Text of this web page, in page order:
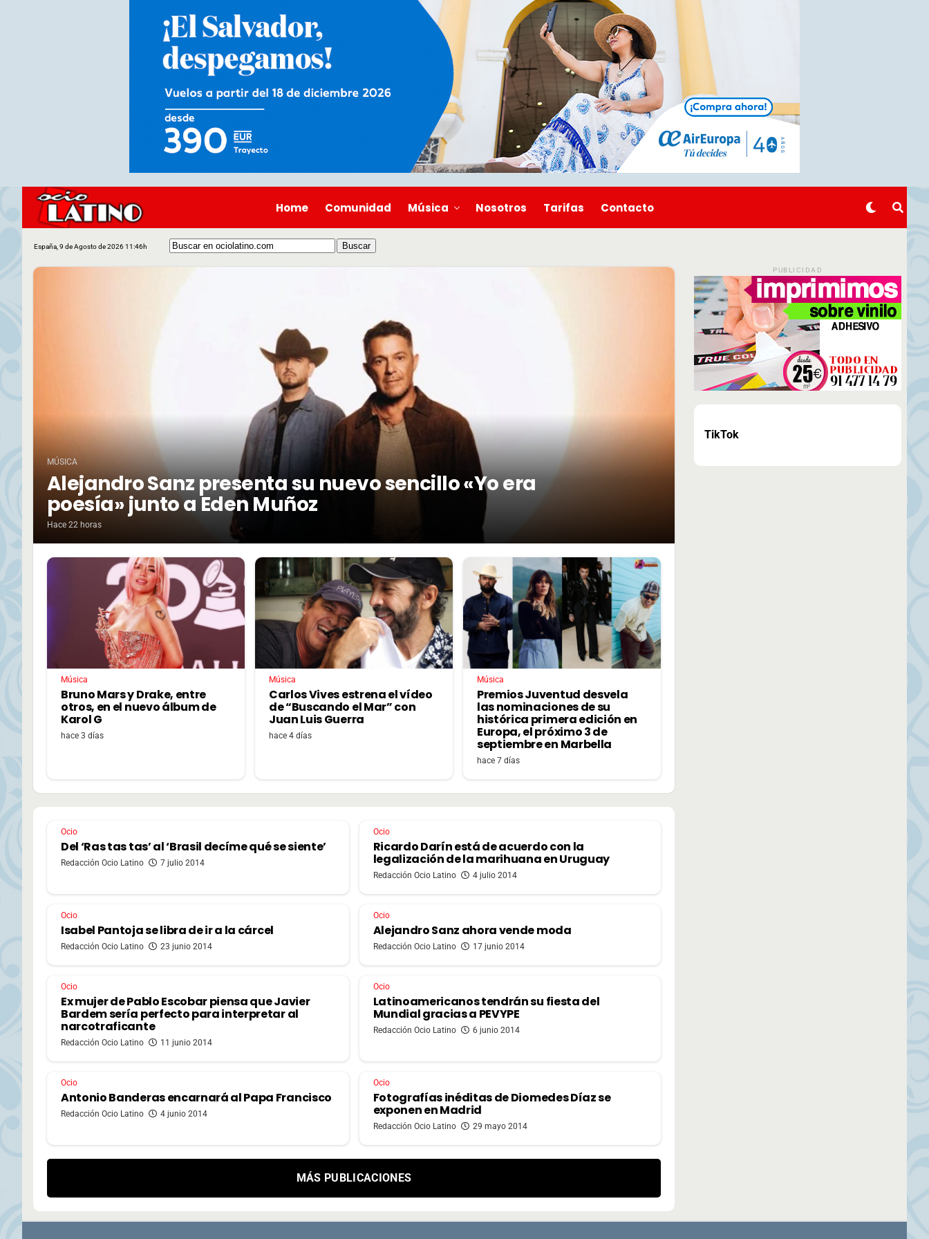
Home Comunidad Música Nosotros Tarifas Contacto
España, 9 de Agosto de 2026 11:46h
MÚSICA
Alejandro Sanz presenta su nuevo sencillo «Yo era
poesía» junto a Eden Muñoz
Hace 22 horas
Música
Bruno Mars y Drake, entre
otros, en el nuevo álbum de
Karol G
hace 3 días
Música
Carlos Vives estrena el vídeo
de “Buscando el Mar” con
Juan Luis Guerra
hace 4 días
Música
Premios Juventud desvela
las nominaciones de su
histórica primera edición en
Europa, el próximo 3 de
septiembre en Marbella
hace 7 días
Ocio
Del ‘Ras tas tas’ al ‘Brasil decíme qué se siente’
Redacción Ocio Latino 7 julio 2014
Ocio
Ricardo Darín está de acuerdo con la
legalización de la marihuana en Uruguay
Redacción Ocio Latino 4 julio 2014
Ocio
Isabel Pantoja se libra de ir a la cárcel
Redacción Ocio Latino 23 junio 2014
Ocio
Alejandro Sanz ahora vende moda
Redacción Ocio Latino 17 junio 2014
Ocio
Ex mujer de Pablo Escobar piensa que Javier
Bardem sería perfecto para interpretar al
narcotraficante
Redacción Ocio Latino 11 junio 2014
Ocio
Latinoamericanos tendrán su fiesta del
Mundial gracias a PEVYPE
Redacción Ocio Latino 6 junio 2014
Ocio
Antonio Banderas encarnará al Papa Francisco
Redacción Ocio Latino 4 junio 2014
Ocio
Fotografías inéditas de Diomedes Díaz se
exponen en Madrid
Redacción Ocio Latino 29 mayo 2014
MÁS PUBLICACIONES
PUBLICIDAD
TikTok